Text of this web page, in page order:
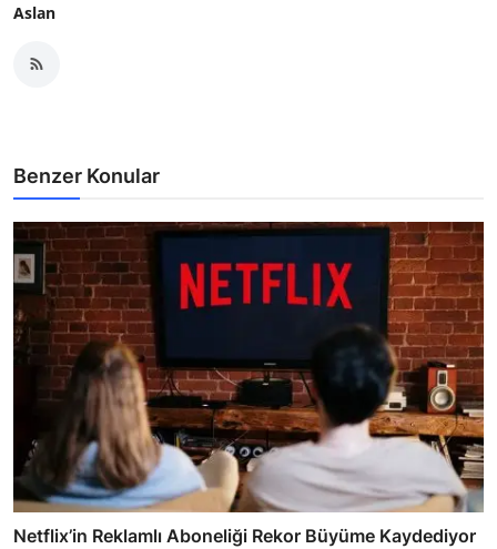
Aslan
Benzer Konular
Netflix’in Reklamlı Aboneliği Rekor Büyüme Kaydediyor